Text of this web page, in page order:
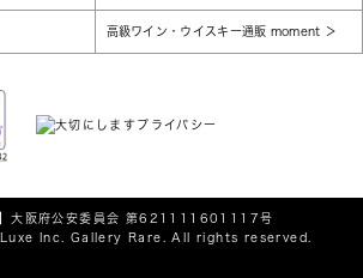
高級ワイン・ウイスキー通販 moment
大阪府公安委員会 第621111601117号
Inc. Gallery Rare. All rights reserved.